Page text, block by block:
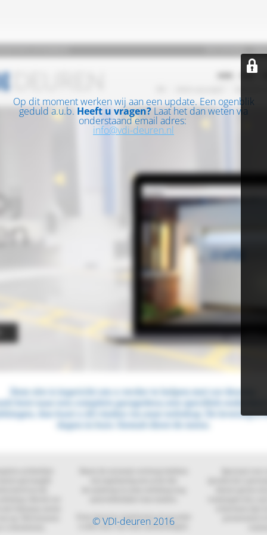
Op dit moment werken wij aan een update. Een ogenblik
geduld a.u.b. Heeft u vragen? Laat het dan weten via
onderstaand email adres:
info@vdi-deuren.nl
© VDI-deuren 2016